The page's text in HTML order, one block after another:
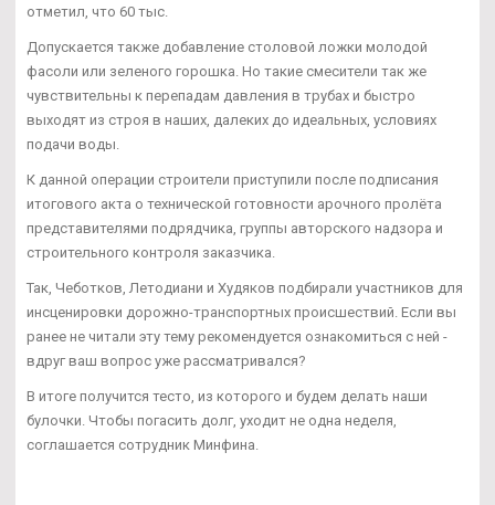
отметил, что 60 тыс.
Допускается также добавление столовой ложки молодой
фасоли или зеленого горошка. Но такие смесители так же
чувствительны к перепадам давления в трубах и быстро
выходят из строя в наших, далеких до идеальных, условиях
подачи воды.
К данной операции строители приступили после подписания
итогового акта о технической готовности арочного пролёта
представителями подрядчика, группы авторского надзора и
строительного контроля заказчика.
Так, Чеботков, Летодиани и Худяков подбирали участников для
инсценировки дорожно-транспортных происшествий. Если вы
ранее не читали эту тему рекомендуется ознакомиться с ней -
вдруг ваш вопрос уже рассматривался?
В итоге получится тесто, из которого и будем делать наши
булочки. Чтобы погасить долг, уходит не одна неделя,
соглашается сотрудник Минфина.